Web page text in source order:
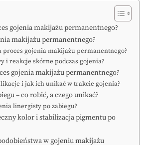
gojenia makijażu permanentnego?
makijażu permanentnego?
proces gojenia makijażu permanentnego?
i reakcje skórne podczas gojenia?
gojenia makijażu permanentnego?
i jak ich unikać w trakcie gojenia?
– co robić, a czego unikać?
linergisty po zabiegu?
kolor i stabilizacja pigmentu po
w gojeniu makijażu